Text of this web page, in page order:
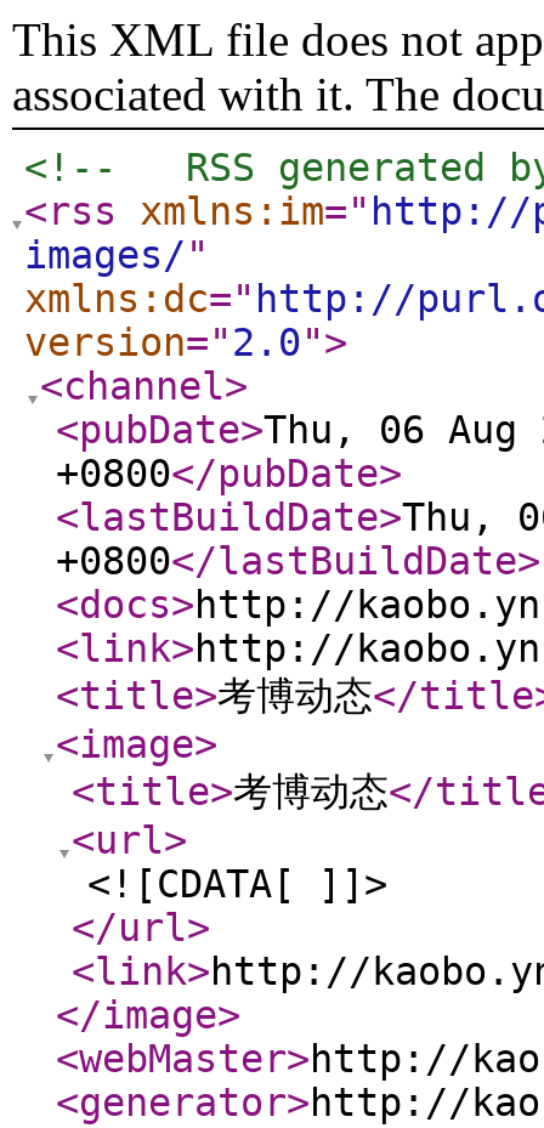
This XML file does not
associated with it. The
<!--   RSS generated
<rss
xmlns:im=" http://
images/"
xmlns:dc=" http://
version="2.0">
<channel>
<pubDate>Thu, 06 Aug
+0800</pubDate>
<lastBuildDate>Thu,
+0800</lastBuildDate>
<docs>http://
<link>http://
<title>考博动态</title
<image>
<title>考博动态</
<url>
<![CDATA[ ]]>
</url>
<link>http://
</image>
<webMaster>http://
<generator>http://